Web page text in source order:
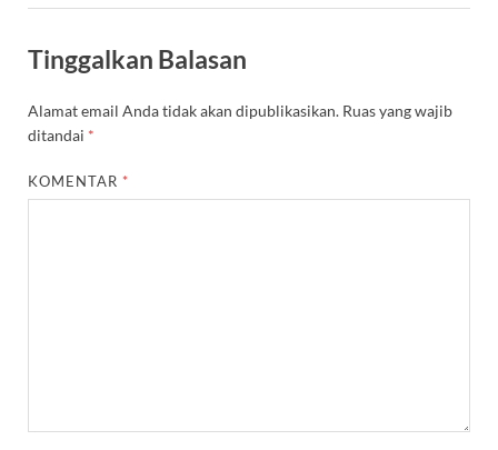
Tinggalkan Balasan
Alamat email Anda tidak akan dipublikasikan. Ruas yang wajib
ditandai *
KOMENTAR *